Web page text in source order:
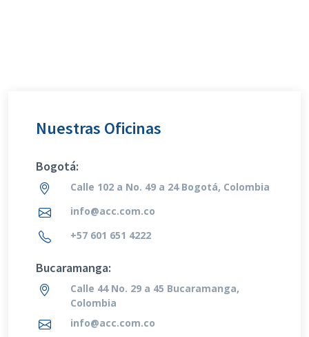
Nuestras Oficinas
Bogotá:
Calle 102 a No. 49 a 24 Bogotá, Colombia
info@acc.com.co
+57 601 651 4222
Bucaramanga:
Calle 44 No. 29 a 45 Bucaramanga,
Colombia
info@acc.com.co